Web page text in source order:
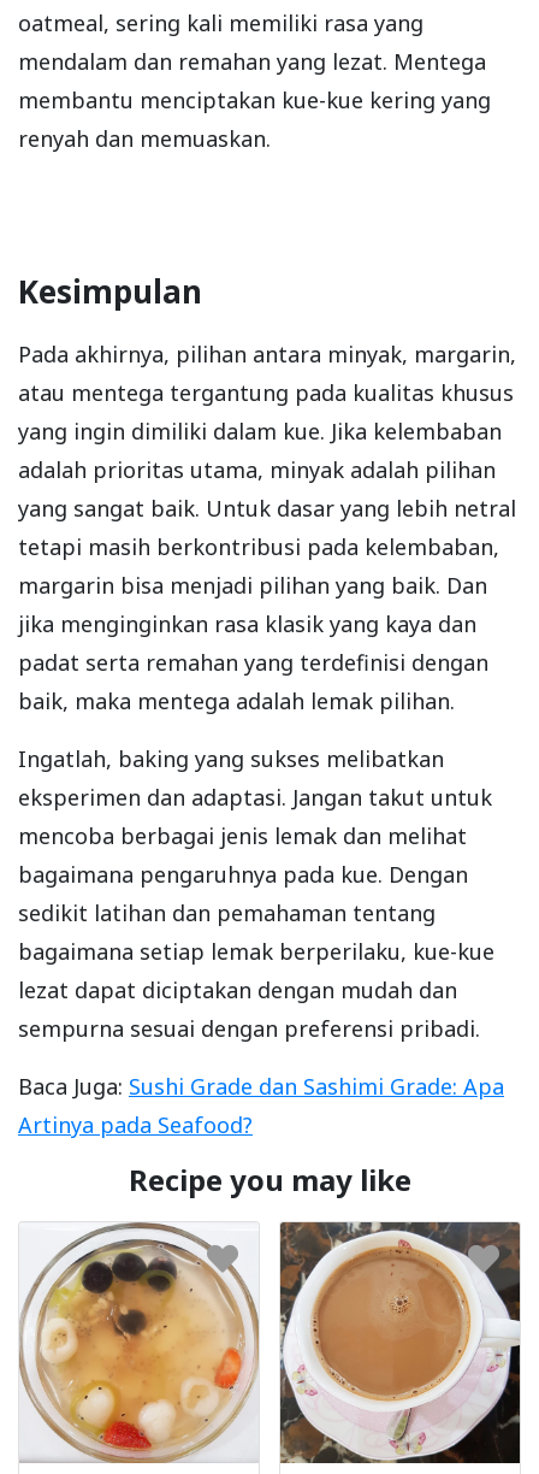
oatmeal, sering kali memiliki rasa yang
mendalam dan remahan yang lezat. Mentega
membantu menciptakan kue-kue kering yang
renyah dan memuaskan.
Kesimpulan
Pada akhirnya, pilihan antara minyak, margarin,
atau mentega tergantung pada kualitas khusus
yang ingin dimiliki dalam kue. Jika kelembaban
adalah prioritas utama, minyak adalah pilihan
yang sangat baik. Untuk dasar yang lebih netral
tetapi masih berkontribusi pada kelembaban,
margarin bisa menjadi pilihan yang baik. Dan
jika menginginkan rasa klasik yang kaya dan
padat serta remahan yang terdefinisi dengan
baik, maka mentega adalah lemak pilihan.
Ingatlah, baking yang sukses melibatkan
eksperimen dan adaptasi. Jangan takut untuk
mencoba berbagai jenis lemak dan melihat
bagaimana pengaruhnya pada kue. Dengan
sedikit latihan dan pemahaman tentang
bagaimana setiap lemak berperilaku, kue-kue
lezat dapat diciptakan dengan mudah dan
sempurna sesuai dengan preferensi pribadi.
Baca Juga: Sushi Grade dan Sashimi Grade: Apa
Artinya pada Seafood?
Recipe you may like